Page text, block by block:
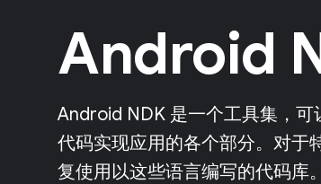
Android
Android NDK 是一个工具集，
代码实现应用的各个部分。对于
复使用以这些语言编写的代码库。